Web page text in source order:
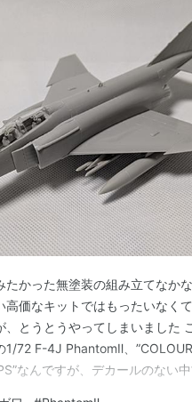
たかった無塗装の組み立てなか
高価なキットではもったいなく
、とうとうやってしまいました
1/72 F-4J PhantomⅡ、
なんですが、デカールのない